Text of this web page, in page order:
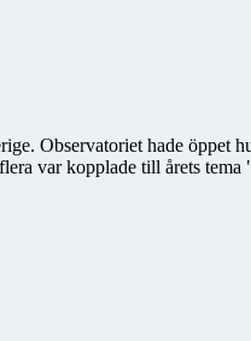
Observatoriet hade
var kopplade till årets tema